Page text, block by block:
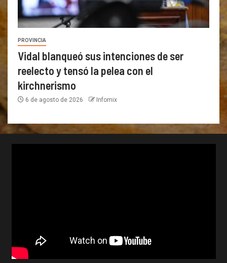
PROVINCIA
Vidal blanqueó sus intenciones de ser
reelecto y tensó la pelea con el
kirchnerismo
6 de agosto de 2026 Infomix